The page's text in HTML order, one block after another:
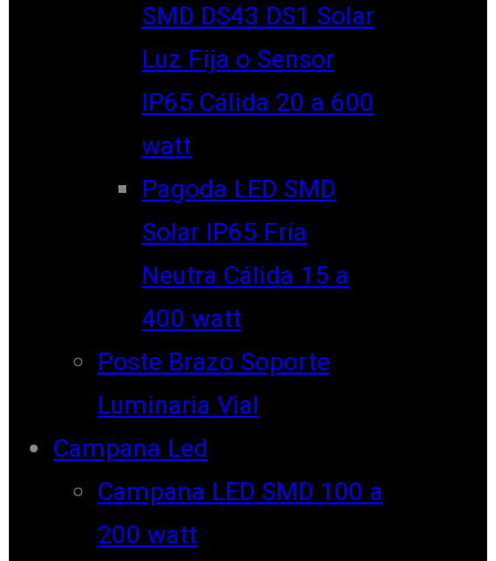
SMD DS43 DS1 Solar
Luz Fija o Sensor
IP65 Cálida 20 a 600
watt
Pagoda LED SMD
Solar IP65 Fría
Neutra Cálida 15 a
400 watt
Poste Brazo Soporte
Luminaria Vial
Campana Led
Campana LED SMD 100 a
200 watt